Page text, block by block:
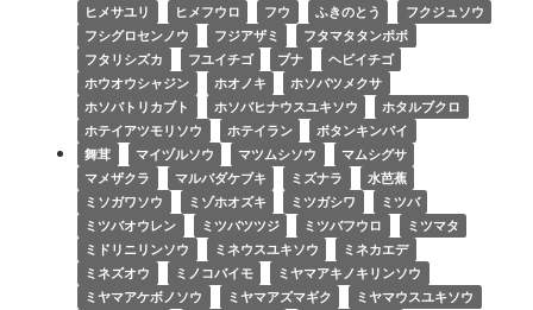
ヒメサユリ ヒメフウロ フウ ふきのとう
フクジュソウ
フシグロセンノウ
フジアザミ
フタマタタンポポ
フタリシズカ
フユイチゴ ブナ
ヘビイチゴ
ホウオウシャジン
ホオノキ
ホソバツメクサ
ホソバトリカブト
ホソバヒナウスユキソウ
ホタルブクロ
ホテイアツモリソウ
ホテイラン
ボタンキンバイ
舞茸
マイヅルソウ マツムシソウ
マムシグサ
マメザクラ
マルバダケブキ ミズナラ
水芭蕉
ミソガワソウ
ミゾホオズキ ミツガシワ
ミツバ
ミツバオウレン
ミツバツツジ ミツバフウロ
ミツマタ
ミドリニリンソウ
ミネウスユキソウ
ミネカエデ
ミネズオウ
ミノコバイモ
ミヤマアキノキリンソウ
ミヤマアケボノソウ
ミヤマアズマギク
ミヤマウスユキソウ